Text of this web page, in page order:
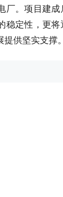
厂。项目建
稳定性，更
供坚实支撑。